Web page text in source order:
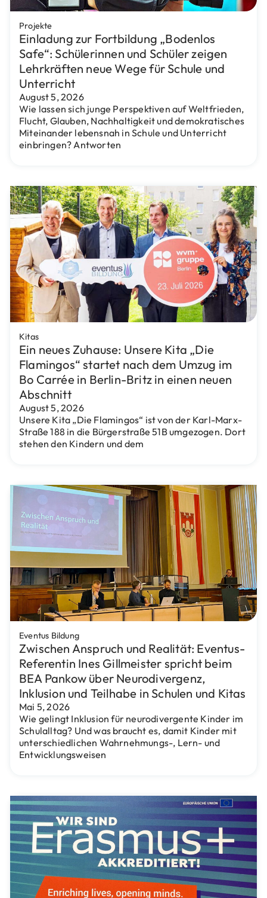
Projekte
Einladung zur Fortbildung „Bodenlos
Safe“: Schülerinnen und Schüler zeigen
Lehrkräften neue Wege für Schule und
Unterricht
August 5, 2026
Wie lassen sich junge Perspektiven auf Weltfrieden,
Flucht, Glauben, Nachhaltigkeit und demokratisches
Miteinander lebensnah in Schule und Unterricht
einbringen? Antworten
Kitas
Ein neues Zuhause: Unsere Kita „Die
Flamingos“ startet nach dem Umzug im
Bo Carrée in Berlin-Britz in einen neuen
Abschnitt
August 5, 2026
Unsere Kita „Die Flamingos“ ist von der Karl-Marx-
Straße 188 in die Bürgerstraße 51B umgezogen. Dort
stehen den Kindern und dem
Eventus Bildung
Zwischen Anspruch und Realität: Eventus-
Referentin Ines Gillmeister spricht beim
BEA Pankow über Neurodivergenz,
Inklusion und Teilhabe in Schulen und Kitas
Mai 5, 2026
Wie gelingt Inklusion für neurodivergente Kinder im
Schulalltag? Und was braucht es, damit Kinder mit
unterschiedlichen Wahrnehmungs-, Lern- und
Entwicklungsweisen